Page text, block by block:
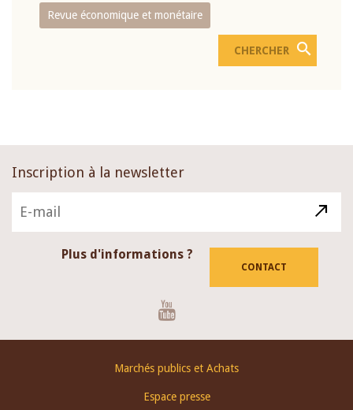
Revue économique et monétaire
Inscription à la newsletter
Plus d'informations ?
CONTACT
Marchés publics et Achats
Espace presse